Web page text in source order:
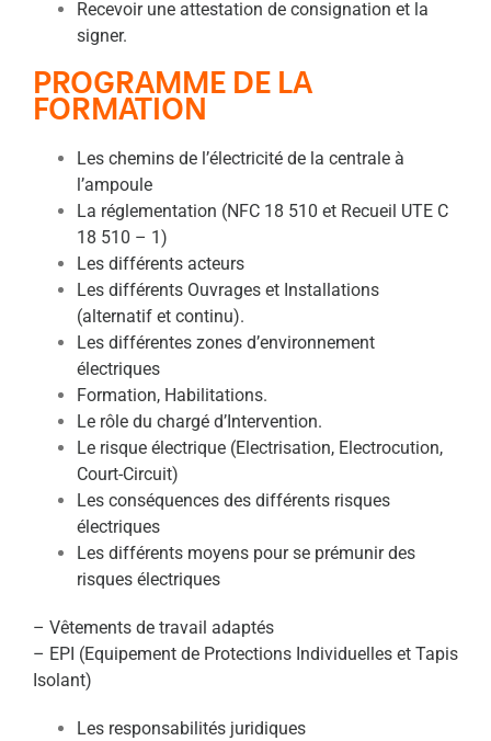
Recevoir une attestation de consignation et la
signer.
PROGRAMME DE LA
FORMATION
Les chemins de l’électricité de la centrale à
l’ampoule
La réglementation (NFC 18 510 et Recueil UTE C
18 510 – 1)
Les différents acteurs
Les différents Ouvrages et Installations
(alternatif et continu).
Les différentes zones d’environnement
électriques
Formation, Habilitations.
Le rôle du chargé d’Intervention.
Le risque électrique (Electrisation, Electrocution,
Court-Circuit)
Les conséquences des différents risques
électriques
Les différents moyens pour se prémunir des
risques électriques
– Vêtements de travail adaptés
– EPI (Equipement de Protections Individuelles et Tapis
Isolant)
Les responsabilités juridiques